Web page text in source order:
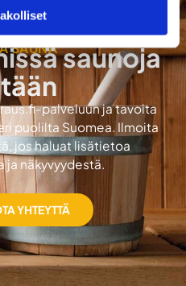
SAUNA saunoja
palveluun ja tavoita
puolilta Suomea. Ilmoita
jos haluat lisätietoa
ja näkyvyydestä.
YHTEYTTÄ